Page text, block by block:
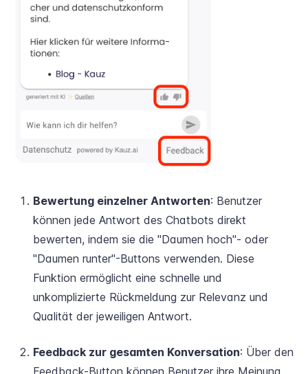
Bewertung einzelner Antworten: Benutzer
können jede Antwort des Chatbots direkt
bewerten, indem sie die "Daumen hoch"- oder
"Daumen runter"-Buttons verwenden. Diese
Funktion ermöglicht eine schnelle und
unkomplizierte Rückmeldung zur Relevanz und
Qualität der jeweiligen Antwort.
Feedback zur gesamten Konversation: Über den
Feedback-Button können Benutzer ihre Meinung